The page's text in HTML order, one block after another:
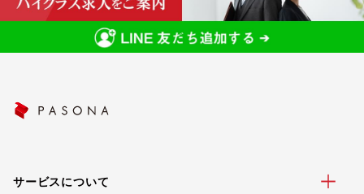
サービスについて